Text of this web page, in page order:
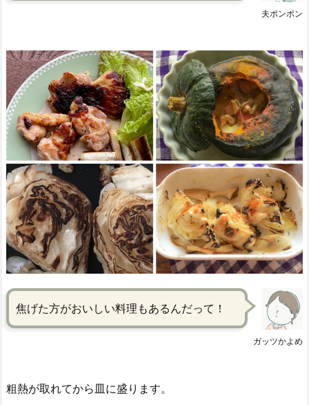
夫ポンポン
ガッツかよめ
焦げた方がおいしい料理もあるんだって！
粗熱が取れてから皿に盛ります。